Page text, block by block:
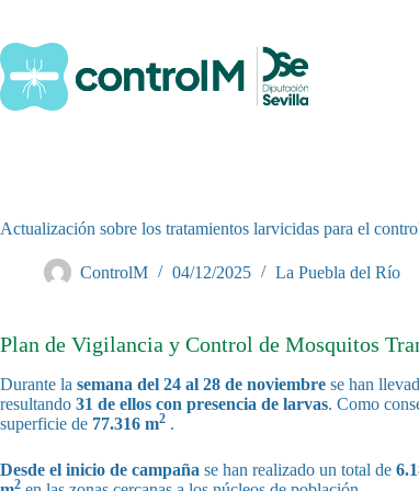
contenido
Actualización sobre los tratamientos larvicidas para el
ControlM 04/12/2025 La Puebla del Río
Plan de Vigilancia y Control de Mosquitos
Durante la semana del 24 al 28 de noviembre se han
resultando 31 de ellos con presencia de larvas. Como
superficie de 77.316 m2 .
Desde el inicio de campaña se han realizado un total de
2